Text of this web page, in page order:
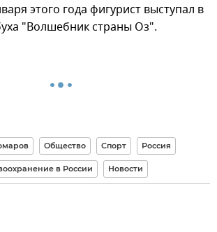
этого года фигурист выступал в
"Волшебник страны Оз".
Общество Спорт Россия
в России Новости